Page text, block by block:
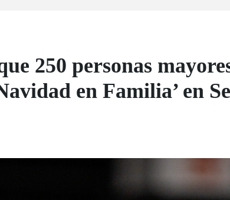
250 personas
en Familia’ en